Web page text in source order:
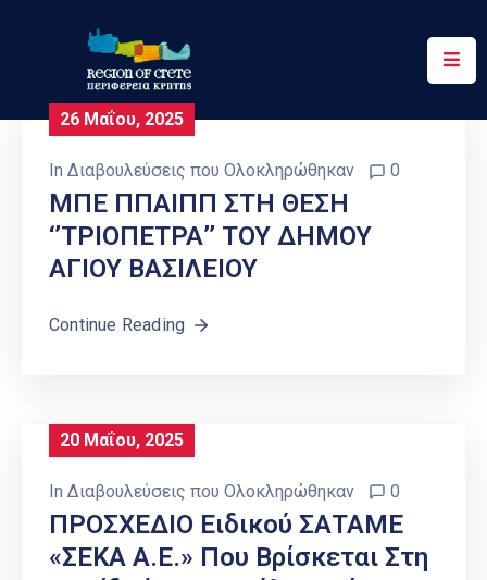
Περιφέρεια
Έργα
Δράσεις
Υπηρεσίες
26 Μαΐου, 2025
In Διαβουλεύσεις που Ολοκληρώθηκαν 0
ΜΠΕ ΠΠΑΙΠΠ ΣΤΗ ΘΕΣΗ
‘’ΤΡΙΟΠΕΤΡΑ’’ ΤΟΥ ΔΗΜΟΥ
ΑΓΙΟΥ ΒΑΣΙΛΕΙΟΥ
Continue Reading
20 Μαΐου, 2025
In Διαβουλεύσεις που Ολοκληρώθηκαν 0
ΠΡΟΣΧΕΔΙΟ Ειδικού ΣΑΤΑΜΕ
«ΣΕΚΑ Α.Ε.» Που Βρίσκεται Στη